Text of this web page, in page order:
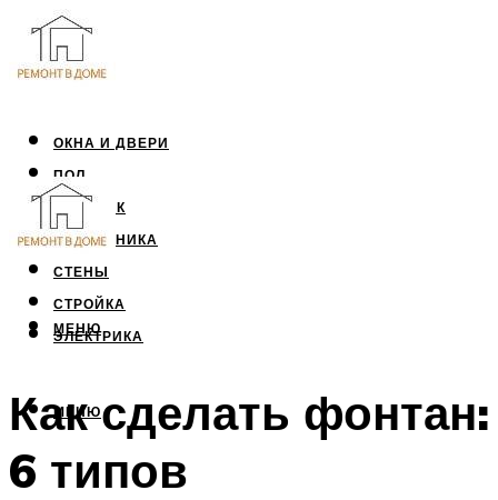
ОКНА И ДВЕРИ
ПОЛ
ПОТОЛОК
САНТЕХНИКА
СТЕНЫ
СТРОЙКА
ЭЛЕКТРИКА
МЕНЮ
МЕНЮ
Как сделать фонтан:
6 типов